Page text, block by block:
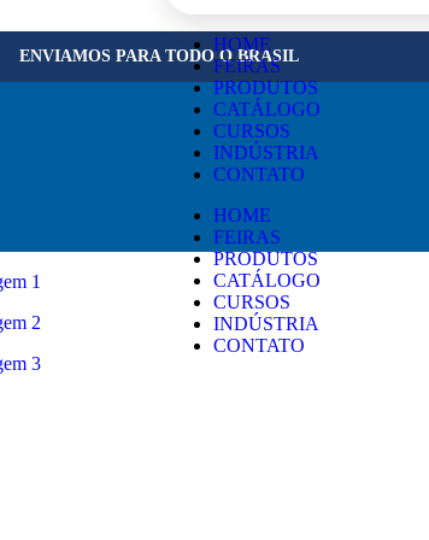
ENVIAMOS PARA TODO O BRASIL
HOME
FEIRAS
PRODUTOS
CATÁLOGO
CURSOS
INDÚSTRIA
CONTATO
HOME
FEIRAS
PRODUTOS
CATÁLOGO
CURSOS
INDÚSTRIA
CONTATO